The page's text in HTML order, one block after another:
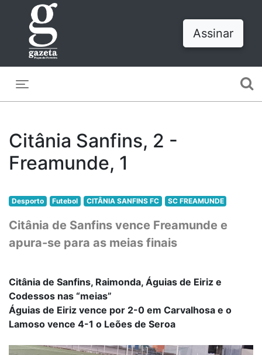
Assinar
Citânia Sanfins, 2 -
Freamunde, 1
Desporto Futebol CITÂNIA SANFINS FC SC FREAMUNDE
Citânia de Sanfins vence Freamunde e
apura-se para as meias finais
Citânia de Sanfins, Raimonda, Águias de Eiriz e
Codessos nas “meias”
Águias de Eiriz vence por 2-0 em Carvalhosa e o
Lamoso vence 4-1 o Leões de Seroa